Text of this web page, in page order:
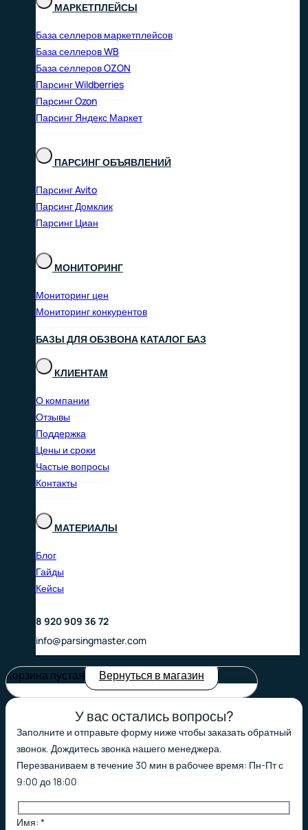
МАРКЕТПЛЕЙСЫ
База селлеров маркетплейсов
База селлеров WB
База селлеров OZON
Парсинг Wildberries
Парсинг Ozon
Парсинг Яндекс Маркет
ПАРСИНГ ОБЪЯВЛЕНИЙ
Парсинг Avito
Парсинг Домклик
Парсинг Циан
МОНИТОРИНГ
Мониторинг цен
Мониторинг конкурентов
БАЗЫ ДЛЯ ОБЗВОНА КАТАЛОГ БАЗ
КЛИЕНТАМ
О компании
Отзывы
Поддержка
Цены и сроки
Частые вопросы
Контакты
МАТЕРИАЛЫ
Блог
Гайды
Кейсы
8 920 909 36 72
info@parsingmaster.com
Корзина пустая Вернуться в магазин
У вас остались вопросы?
Заполните и отправьте форму ниже чтобы заказать обратный
звонок. Дождитесь звонка нашего менеджера.
Перезваниваем в течение 30 мин в рабочее время: Пн-Пт с
9:00 до 18:00
Имя: *